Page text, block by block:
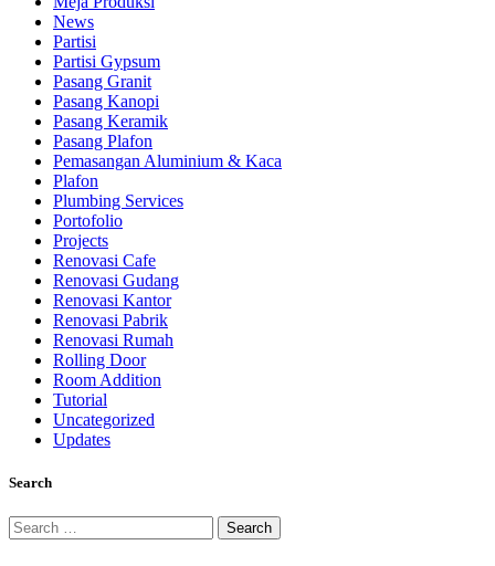
News
Partisi
Partisi Gypsum
Pasang Granit
Pasang Kanopi
Pasang Keramik
Pasang Plafon
Pemasangan Aluminium & Kaca
Plafon
Plumbing Services
Portofolio
Projects
Renovasi Cafe
Renovasi Gudang
Renovasi Kantor
Renovasi Pabrik
Renovasi Rumah
Rolling Door
Room Addition
Tutorial
Uncategorized
Updates
Search
Search
for: